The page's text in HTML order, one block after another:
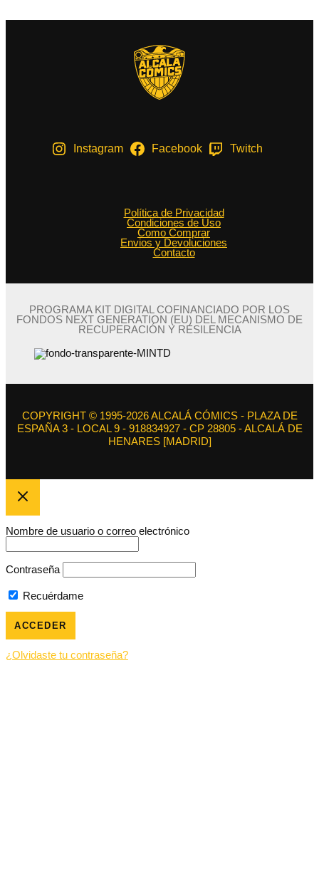
Instagram Facebook Twitch
Política de Privacidad
Condiciones de Uso
Como Comprar
Envios y Devoluciones
Contacto
PROGRAMA KIT DIGITAL COFINANCIADO POR LOS
FONDOS NEXT GENERATION (EU) DEL MECANISMO DE
RECUPERACIÓN Y RESILENCIA
COPYRIGHT © 1995-2026 ALCALÁ CÓMICS - PLAZA DE
ESPAÑA 3 - LOCAL 9 - 918834927 - CP 28805 - ALCALÁ DE
HENARES [MADRID]
Nombre de usuario o correo electrónico
Contraseña
Recuérdame
¿Olvidaste tu contraseña?